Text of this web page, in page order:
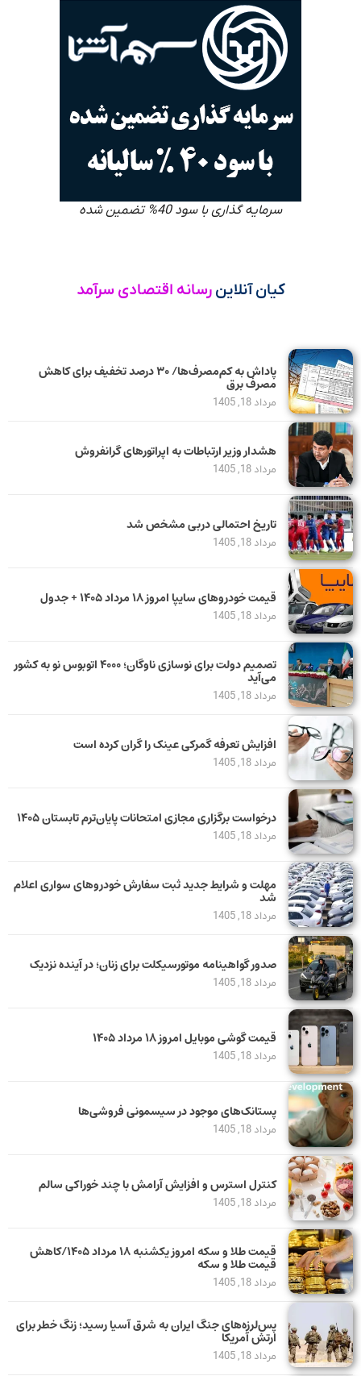
سرمایه گذاری با سود 40% تضمین شده
کیان آنلاین رسانه اقتصادی سرآمد
پاداش به کم‌مصرف‌ها/ ۳۰ درصد تخفیف برای کاهش
مصرف برق
مرداد 18, 1405
هشدار وزیر ارتباطات به اپراتورهای گرانفروش
مرداد 18, 1405
تاریخ احتمالی دربی مشخص شد
مرداد 18, 1405
قیمت خودرو‌های سایپا امروز ۱۸ مرداد ۱۴۰۵ + جدول
مرداد 18, 1405
تصمیم دولت برای نوسازی ناوگان؛ ۴۰۰۰ اتوبوس نو به کشور
می‌آید
مرداد 18, 1405
افزایش تعرفه گمرکی عینک را گران کرده است
مرداد 18, 1405
درخواست برگزاری مجازی امتحانات پایان‌ترم تابستان ۱۴۰۵
مرداد 18, 1405
مهلت و شرایط جدید ثبت سفارش خودروهای سواری اعلام
شد
مرداد 18, 1405
صدور گواهینامه موتورسیکلت برای زنان؛ در آینده نزدیک
مرداد 18, 1405
قیمت گوشی موبایل امروز ۱۸ مرداد ۱۴۰۵
مرداد 18, 1405
پستانک‌های موجود در سیسمونی فروشی‌ها
مرداد 18, 1405
کنترل استرس و افزایش آرامش با چند خوراکی سالم
مرداد 18, 1405
قیمت طلا و سکه امروز یکشنبه ۱۸ مرداد ۱۴۰۵/کاهش
قیمت طلا و سکه
مرداد 18, 1405
پس‌لرزه‌های جنگ ایران به شرق آسیا رسید؛ زنگ خطر برای
ارتش آمریکا
مرداد 18, 1405